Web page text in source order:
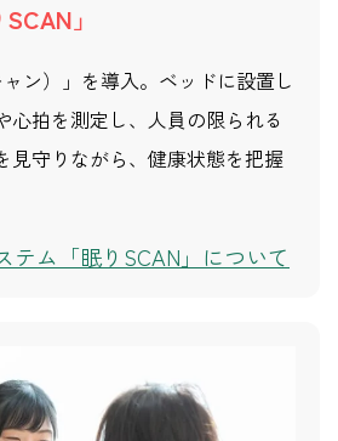
」
ャン）」を導入。ベッドに設置し
心拍を測定し、人員の限られる
見守りながら、健康状態を把握
テム「眠りSCAN」について